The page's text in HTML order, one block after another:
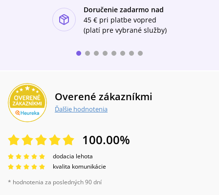
Doručenie zadarmo nad
45 € pri platbe vopred
(platí pre vybrané služby)
Overené zákazníkmi
Ďalšie hodnotenia
100.00%
dodacia lehota
kvalita komunikácie
* hodnotenia za posledných 90 dní